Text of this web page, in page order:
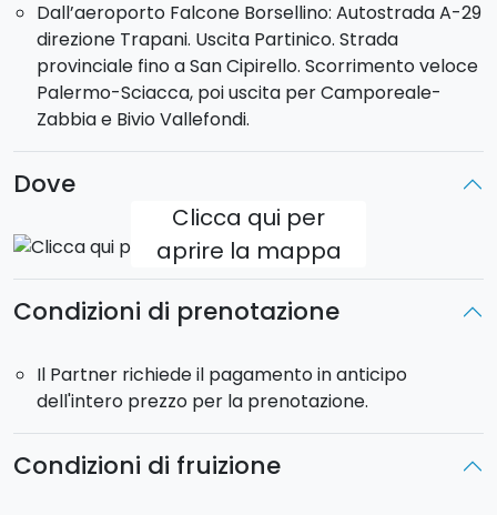
Dall’aeroporto Falcone Borsellino: Autostrada A-29
direzione Trapani. Uscita Partinico. Strada
provinciale fino a San Cipirello. Scorrimento veloce
Palermo-Sciacca, poi uscita per Camporeale-
Zabbia e Bivio Vallefondi.
Dove
Clicca qui per
aprire la mappa
Condizioni di prenotazione
Il Partner richiede il pagamento in anticipo
dell'intero prezzo per la prenotazione.
Condizioni di fruizione